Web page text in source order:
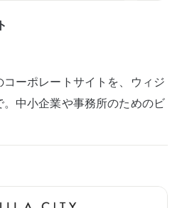
ーポレートサイトを、ウィジ
中小企業や事務所のためのビ